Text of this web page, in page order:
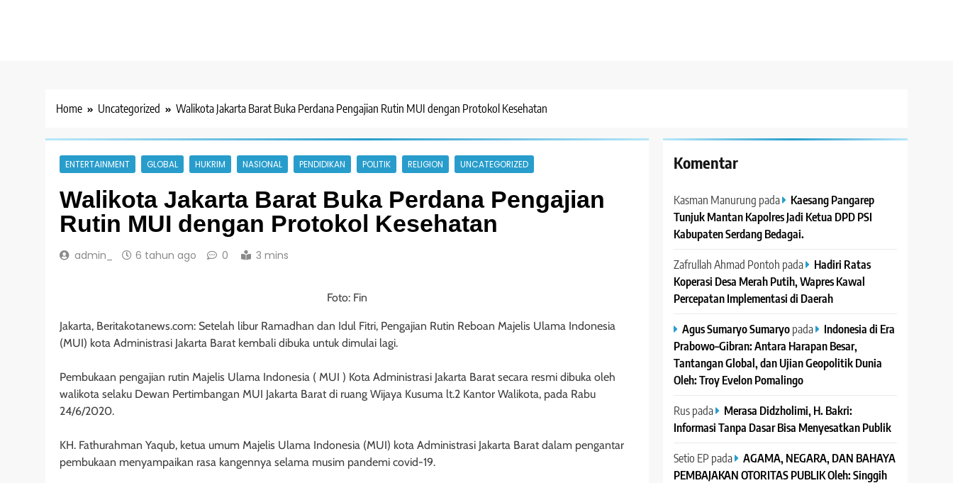
Home Uncategorized Walikota Jakarta Barat Buka Perdana Pengajian Rutin MUI dengan Protokol Kesehatan
ENTERTAINMENT GLOBAL HUKRIM NASIONAL PENDIDIKAN POLITIK RELIGION UNCATEGORIZED
Walikota Jakarta Barat Buka Perdana Pengajian
Rutin MUI dengan Protokol Kesehatan
admin_ 6 tahun ago 0 3 mins
Foto: Fin
Jakarta, Beritakotanews.com: Setelah libur Ramadhan dan Idul Fitri, Pengajian Rutin Reboan Majelis Ulama Indonesia
(MUI) kota Administrasi Jakarta Barat kembali dibuka untuk dimulai lagi.
Pembukaan pengajian rutin Majelis Ulama Indonesia ( MUI ) Kota Administrasi Jakarta Barat secara resmi dibuka oleh
walikota selaku Dewan Pertimbangan MUI Jakarta Barat di ruang Wijaya Kusuma lt.2 Kantor Walikota, pada Rabu
24/6/2020.
KH. Fathurahman Yaqub, ketua umum Majelis Ulama Indonesia (MUI) kota Administrasi Jakarta Barat dalam pengantar
pembukaan menyampaikan rasa kangennya selama musim pandemi covid-19.
Komentar
Kasman Manurung pada
Kaesang Pangarep
Tunjuk Mantan Kapolres Jadi Ketua DPD PSI
Kabupaten Serdang Bedagai. ‎ ‎
Zafrullah Ahmad Pontoh pada
Hadiri Ratas
Koperasi Desa Merah Putih, Wapres Kawal
Percepatan Implementasi di Daerah
Agus Sumaryo Sumaryopada
Indonesia di Era
Prabowo–Gibran: Antara Harapan Besar,
Tantangan Global, dan Ujian Geopolitik Dunia
Oleh: Troy Evelon Pomalingo
Ruspada
Merasa Didzholimi, H. Bakri:
Informasi Tanpa Dasar Bisa Menyesatkan Publik
Setio EP pada AGAMA, NEGARA, DAN BAHAYA
PEMBAJAKAN OTORITAS PUBLIK Oleh: Singgih